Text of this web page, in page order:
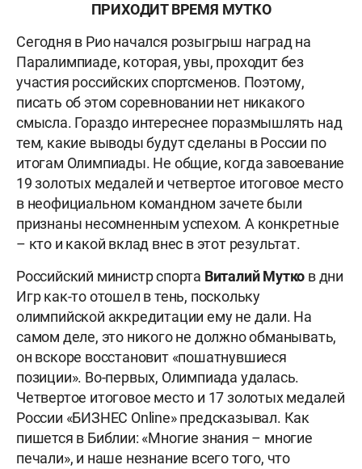
ПРИХОДИТ ВРЕМЯ МУТКО
Сегодня в Рио начался розыгрыш наград на
Паралимпиаде, которая, увы, проходит без
участия российских спортсменов. Поэтому,
писать об этом соревновании нет никакого
смысла. Гораздо интереснее поразмышлять над
тем, какие выводы будут сделаны в России по
итогам Олимпиады. Не общие, когда завоевание
19 золотых медалей и четвертое итоговое место
в неофициальном командном зачете были
признаны несомненным успехом. А конкретные
– кто и какой вклад внес в этот результат.
Российский министр спорта Виталий Мутко в дни
Игр как-то отошел в тень, поскольку
олимпийской аккредитации ему не дали. На
самом деле, это никого не должно обманывать,
он вскоре восстановит «пошатнувшиеся
позиции». Во-первых, Олимпиада удалась.
Четвертое итоговое место и 17 золотых медалей
России «БИЗНЕС Online» предсказывал. Как
пишется в Библии: «Многие знания – многие
печали», и наше незнание всего того, что